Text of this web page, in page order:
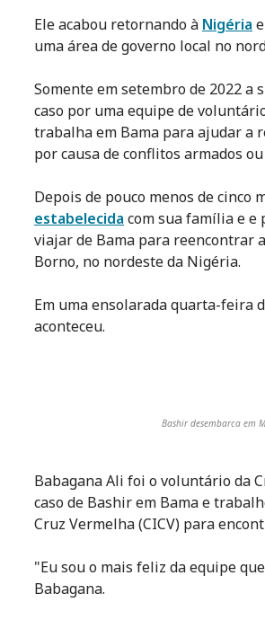
Ele acabou retornando à Nigéria
uma área de governo local no
Somente em setembro de 2022
caso por uma equipe de
trabalha em Bama para ajudar a
por causa de conflitos armados
Depois de pouco menos de cinco
estabelecida com sua família e e
viajar de Bama para reencontrar
Borno, no nordeste da Nigéria.
Em uma ensolarada quarta-feira
aconteceu.
Bashir desembarca em
Babagana Ali foi o voluntário da
caso de Bashir em Bama e
Cruz Vermelha (CICV) para
"Eu sou o mais feliz da equipe
Babagana.